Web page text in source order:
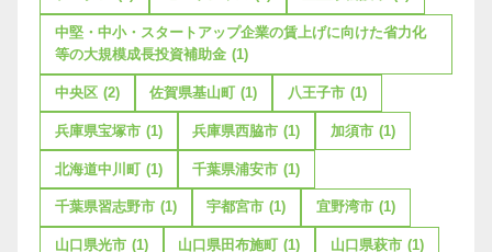
中堅・中小・スタートアップ企業の賃上げに向けた省力化
等の大規模成長投資補助金 (1)
中央区 (2) 佐賀県基山町 (1) 八王子市 (1)
兵庫県宝塚市 (1) 兵庫県西脇市 (1) 加須市 (1)
北海道中川町 (1) 千葉県浦安市 (1)
千葉県習志野市 (1) 宇都宮市 (1) 宜野湾市 (1)
山口県光市 (1) 山口県田布施町 (1) 山口県萩市 (1)